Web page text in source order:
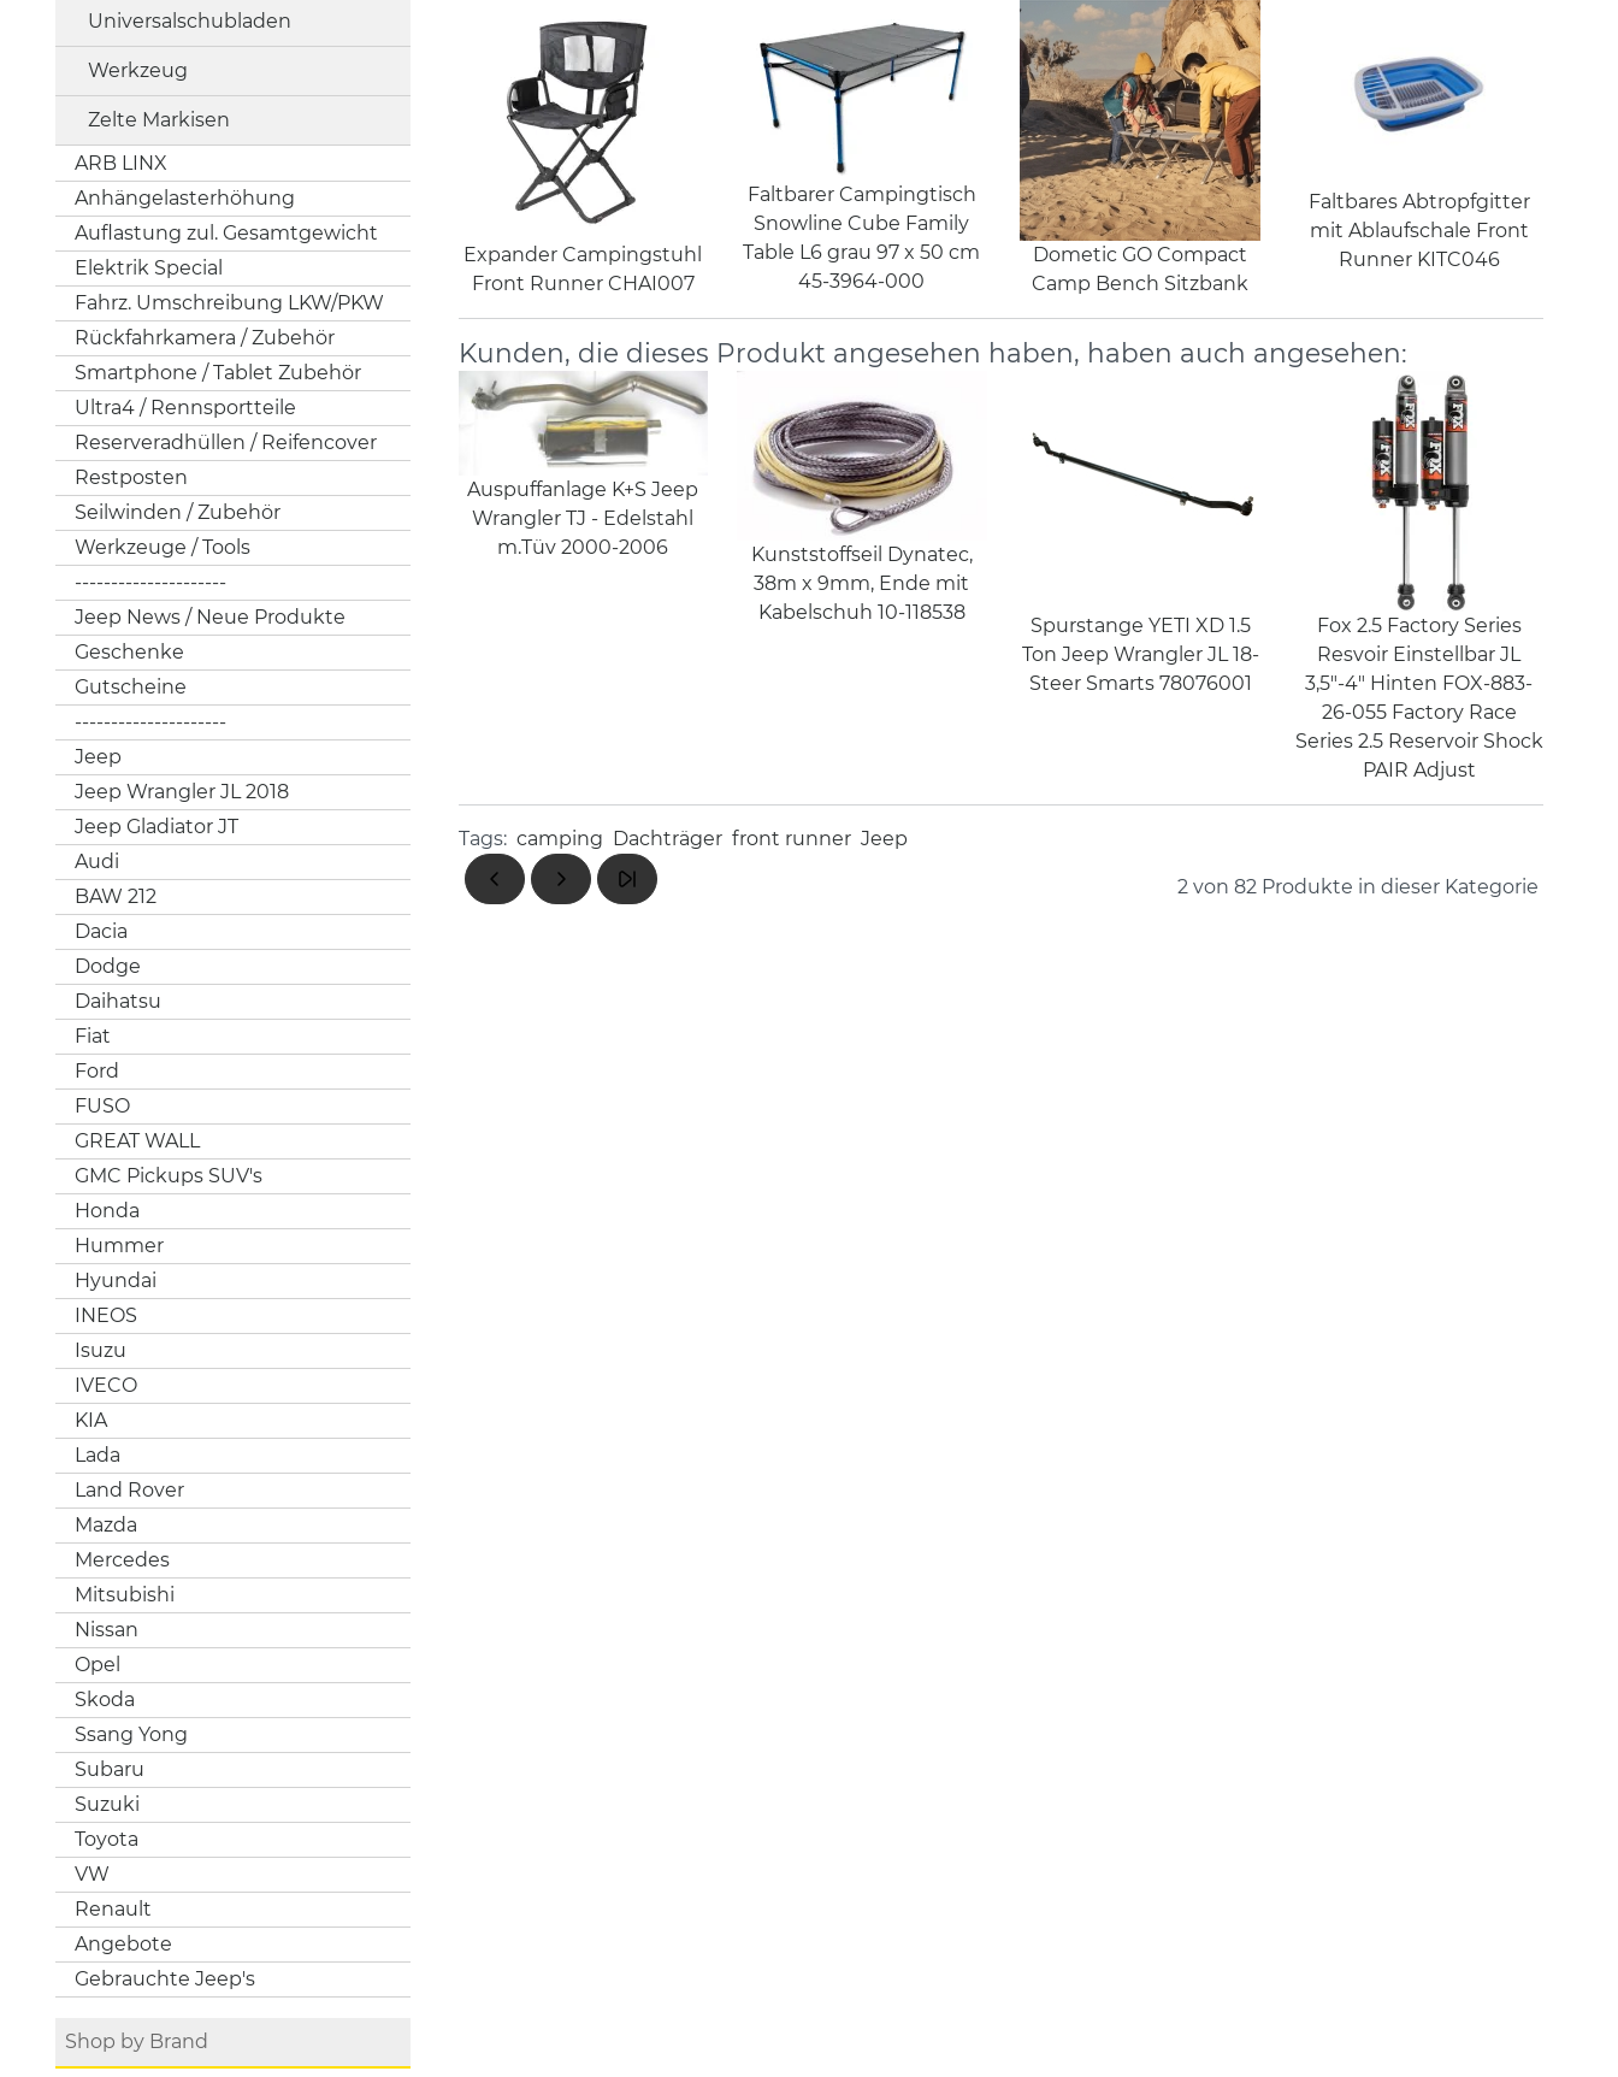
Universalschubladen
Werkzeug
Zelte Markisen
ARB LINX
Anhängelasterhöhung
Auflastung zul. Gesamtgewicht
Elektrik Special
Fahrz. Umschreibung LKW/PKW
Rückfahrkamera / Zubehör
Smartphone / Tablet Zubehör
Ultra4 / Rennsportteile
Reserveradhüllen / Reifencover
Restposten
Seilwinden / Zubehör
Werkzeuge / Tools
---------------------
Jeep News / Neue Produkte
Geschenke
Gutscheine
---------------------
Jeep
Jeep Wrangler JL 2018
Jeep Gladiator JT
Audi
BAW 212
Dacia
Dodge
Daihatsu
Fiat
Ford
FUSO
GREAT WALL
GMC Pickups SUV's
Honda
Hummer
Hyundai
INEOS
Isuzu
IVECO
KIA
Lada
Land Rover
Mazda
Mercedes
Mitsubishi
Nissan
Opel
Skoda
Ssang Yong
Subaru
Suzuki
Toyota
VW
Renault
Angebote
Gebrauchte Jeep's
Shop by Brand
Expander Campingstuhl
Front Runner CHAI007
Faltbarer Campingtisch
Snowline Cube Family
Table L6 grau 97 x 50 cm
45-3964-000
Dometic GO Compact
Camp Bench Sitzbank
Faltbares Abtropfgitter
mit Ablaufschale Front
Runner KITC046
Kunden, die dieses Produkt angesehen haben, haben auch angesehen:
Auspuffanlage K+S Jeep
Wrangler TJ - Edelstahl
m.Tüv 2000-2006
Kunststoffseil Dynatec,
38m x 9mm, Ende mit
Kabelschuh 10-118538
Spurstange YETI XD 1.5
Ton Jeep Wrangler JL 18-
Steer Smarts 78076001
Fox 2.5 Factory Series
Resvoir Einstellbar JL
3,5"-4" Hinten FOX-883-
26-055 Factory Race
Series 2.5 Reservoir Shock
PAIR Adjust
Tags: camping Dachträger front runner Jeep
2 von 82 Produkte in dieser Kategorie